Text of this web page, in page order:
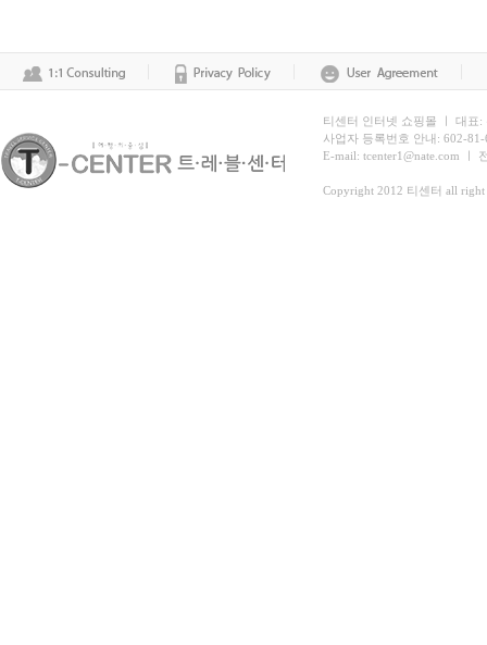
티센터 인터넷 쇼핑몰 ㅣ 대표
사업자 등록번호 안내: 602-
E-mail: tcenter1@nate.com ㅣ
Copyright 2012 티센터 all right